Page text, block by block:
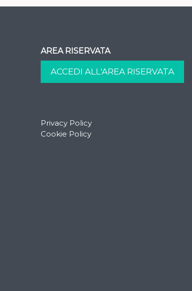
AREA RISERVATA
Privacy Policy
Cookie Policy